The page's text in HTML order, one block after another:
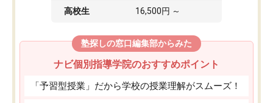
高校生 16,500円 ～
塾探しの窓口編集部からみた
ナビ個別指導学院のおすすめポイント
「予習型授業」だから学校の授業理解がスムーズ！